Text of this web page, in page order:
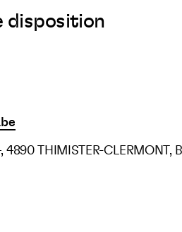
disposition
THIMISTER-CLERMONT,